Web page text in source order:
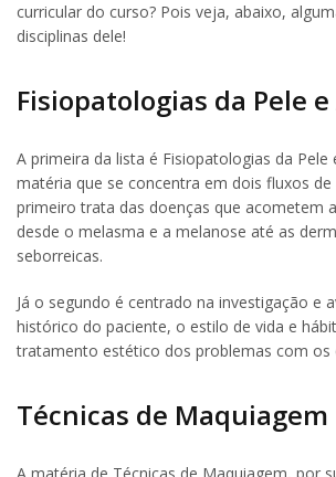
curricular do curso? Pois veja, abaixo,
disciplinas dele!
Fisiopatologias da Pele
A primeira da lista é Fisiopatologias da Pele
matéria que se concentra em dois fluxos de
primeiro trata das doenças que acometem
desde o melasma e a melanose até as
seborreicas.
Já o segundo é centrado na investigação e
histórico do paciente, o estilo de vida e
tratamento estético dos problemas com os
Técnicas de Maquiagem
A matéria de Técnicas de Maquiagem, por